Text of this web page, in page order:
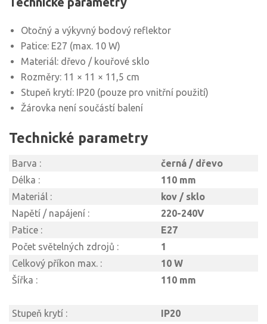
Otočný a výkyvný bodový reflektor
Patice: E27 (max. 10 W)
Materiál: dřevo / kouřové sklo
Rozměry: 11 × 11 × 11,5 cm
Stupeň krytí: IP20 (pouze pro vnitřní použití)
Žárovka není součástí balení
Technické parametry
Barva :
černá / dřevo
Délka :
110 mm
Materiál :
kov / sklo
Napětí / napájení :
220-240V
Patice :
E27
Počet světelných zdrojů :
1
Celkový příkon max. :
10 W
Šířka :
110 mm
Stupeň krytí : IP20